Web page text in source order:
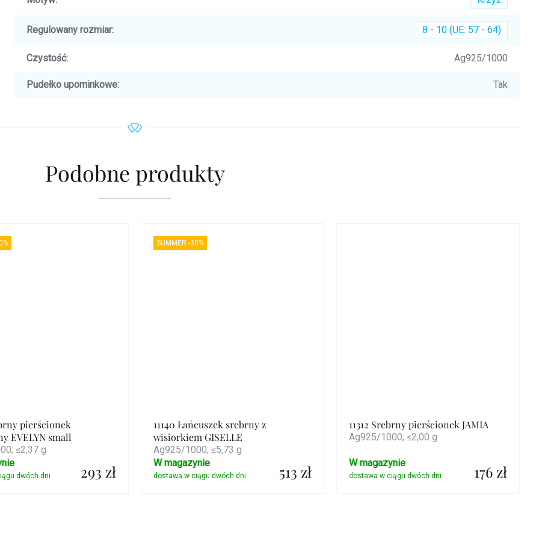
Regulowany rozmiar: 8 - 10 (UE: 57 - 64)
Czystość: Ag925/1000
Pudełko upominkowe: Tak
Podobne produkty
pierścionek
EVELYN small
≤2,37 g
293 zł
SUMMER -30%
11140 Łańcuszek srebrny z
wisiorkiem GISELLE
Ag925/1000; ≤5,73 g
513 zł
W magazynie
11312 Srebrny pierścionek JAMIA
Ag925/1000; ≤2,00 g
176 zł
W magazynie